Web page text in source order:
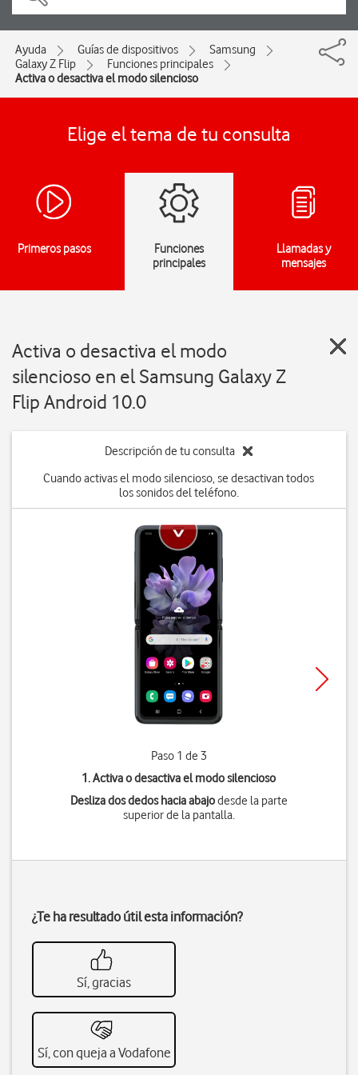
Ayuda Guías de dispositivos
Samsung
Galaxy Z Flip
Funciones principales
Activa o desactiva el modo silencioso
Elige el tema de tu consulta
Primeros pasos
Funciones
principales
Llamadas y
mensajes
Activa o desactiva el modo
silencioso en el Samsung Galaxy Z
Flip Android 10.0
Descripción de tu consulta
Cuando activas el modo silencioso, se desactivan todos
los sonidos del teléfono.
Paso 1 de 3
1. Activa o desactiva el modo silencioso
Desliza dos dedos hacia abajodesde la parte
superior de la pantalla.
¿Te ha resultado útil esta información?
Sí, gracias
Sí, con queja a Vodafone